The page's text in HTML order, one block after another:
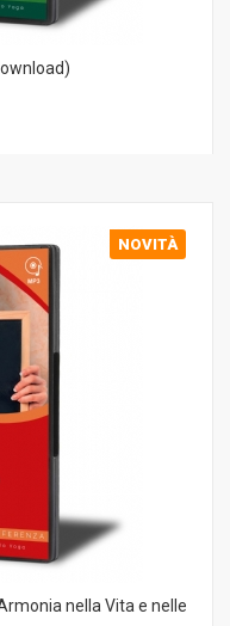
NOVITÀ
nella Vita e nelle